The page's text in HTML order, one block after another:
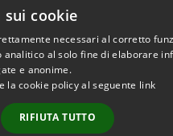
cookie
necessari al corretto
analitico al solo fine di elaborare
e anonime.
la cookie policy al seguente link
RIFIUTA TUTTO